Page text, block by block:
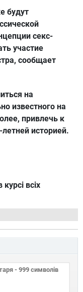
будут
секс-
участие
сообщает
на
известного на
привлечь к
историей.
курсі всіх